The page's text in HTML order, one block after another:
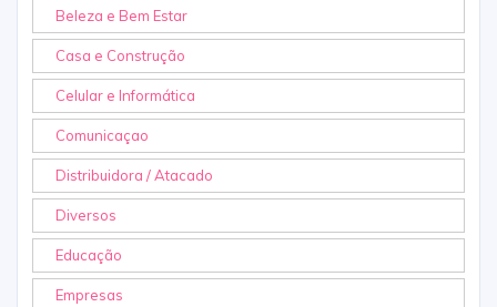
Beleza e Bem Estar
Casa e Construção
Celular e Informática
Comunicaçao
Distribuidora / Atacado
Diversos
Educação
Empresas